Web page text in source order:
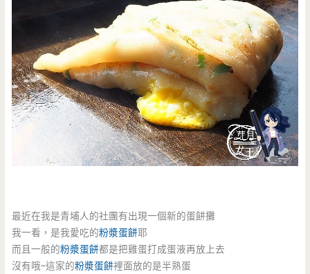
最近在我是青埔人的社團有出現一個新的蛋餅攤
我一看，是我愛吃的粉漿蛋餅耶
而且一般的粉漿蛋餅都是把雞蛋打成蛋液再放上去
沒有哦~這家的粉漿蛋餅裡面放的是半熟蛋